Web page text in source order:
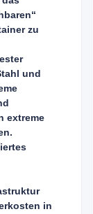
zu
und
extreme
in